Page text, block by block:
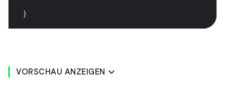
}
VORSCHAU ANZEIGEN